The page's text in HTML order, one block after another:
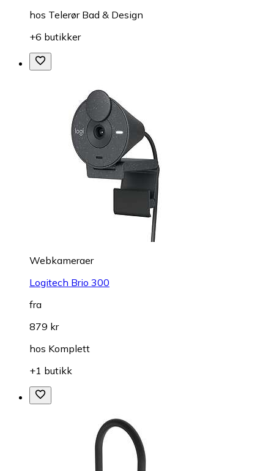
hos Telerør Bad & Design
+6 butikker
Webkameraer
Logitech Brio 300
fra
879 kr
hos Komplett
+1 butikk